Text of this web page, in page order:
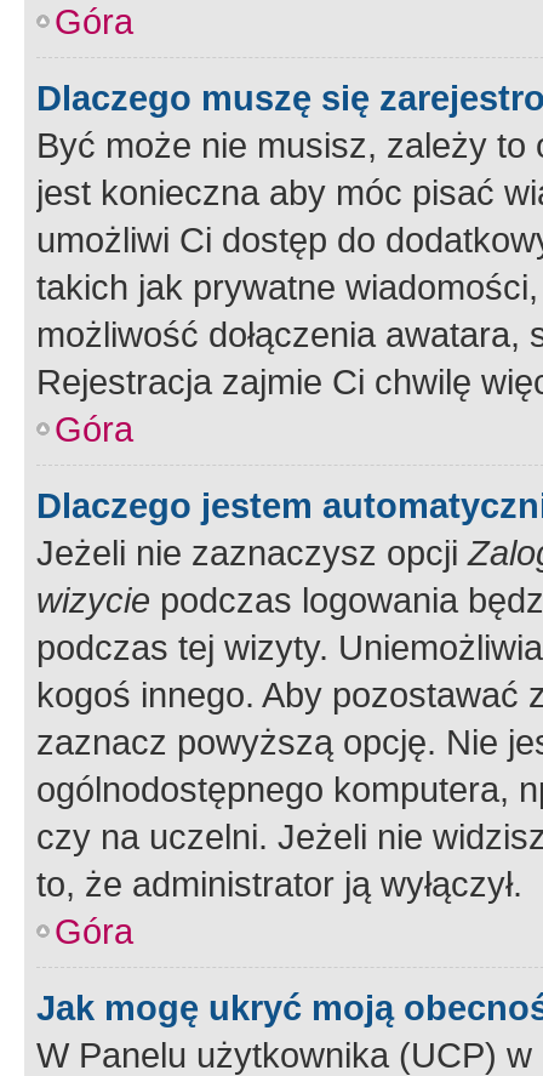
Góra
Dlaczego muszę się
Być może nie musisz, zależy
jest konieczna aby móc pisać
umożliwi Ci dostęp do
takich jak prywatne
możliwość dołączenia
Rejestracja zajmie Ci chwilę
Góra
Dlaczego jestem
Jeżeli nie zaznaczysz opcji
wizycie podczas logowania
podczas tej wizyty.
kogoś innego. Aby pozostawać
zaznacz powyższą opcję. Nie
ogólnodostępnego komputera,
czy na uczelni. Jeżeli nie
to, że administrator ją wyłączył.
Góra
Jak mogę ukryć moją
W Panelu użytkownika (UCP) w